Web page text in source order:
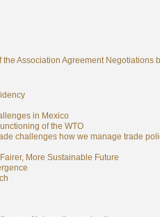
Association Agreement
in Mexico
of the WTO
challenges how we manage trade
More Sustainable Future